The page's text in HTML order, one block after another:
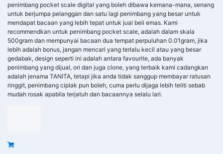
penimbang pocket scale digital yang boleh dibawa kemana-mana, senang
untuk berjumpa pelanggan dan satu lagi penimbang yang besar untuk
mendapat bacaan yang lebih tepat untuk jual beli emas. Kami
recommendkan untuk penimbang pocket scale, adalah dalam skala
500gram dan mempunyai bacaan dua tempat perpuluhan 0.01gram, jika
lebih adalah bonus, jangan mencari yang terlalu kecil atau yang besar
gedabak, design seperti ini adalah antara favourite, ada banyak
penimbang yang dijual, ori dan juga clone, yang terbaik kami cadangkan
adalah jenama TANITA, tetapi jika anda tidak sanggup membayar ratusan
ringgit, penimbang ciplak pun boleh, cuma perlu dijaga lebih teliti sebab
mudah rosak apabila terjatuh dan bacaannya selalu lari.